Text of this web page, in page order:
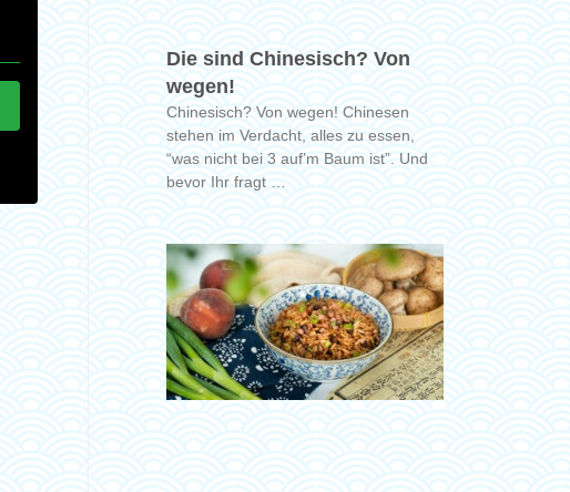
Die sind Chinesisch? Von
wegen!
Chinesisch? Von wegen! Chinesen
stehen im Verdacht, alles zu essen,
“was nicht bei 3 auf’m Baum ist”. Und
bevor Ihr fragt …